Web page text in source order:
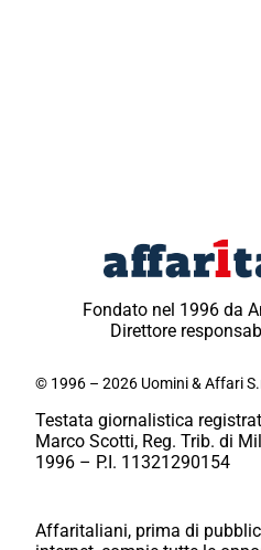
Fondato nel 1996 da
Direttore
© 1996 – 2026 Uomini & Affari
Testata giornalistica
Marco Scotti, Reg. Trib. di
1996 – P.I. 11321290154
Affaritaliani, prima di